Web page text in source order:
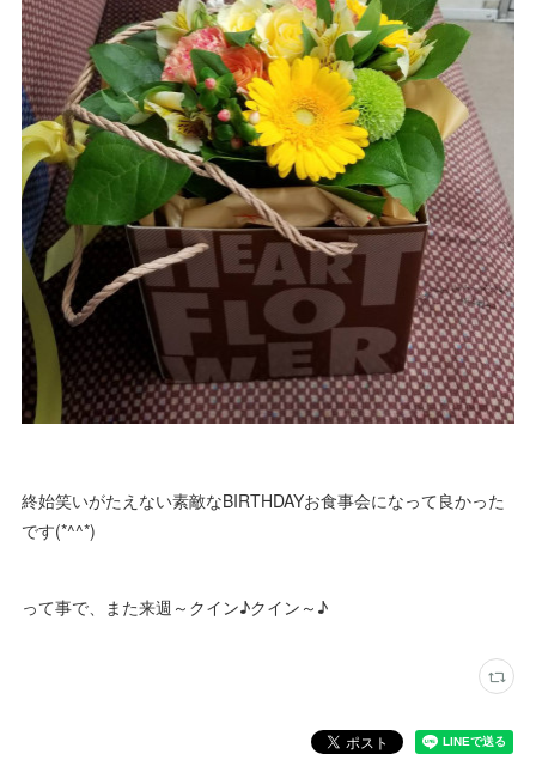
終始笑いがたえない素敵なBIRTHDAYお食事会になって良かった
です(*^^*)
って事で、また来週～クイン♪クイン～♪